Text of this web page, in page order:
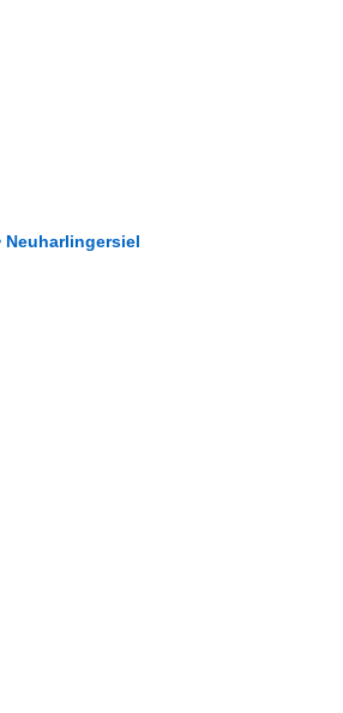
Neuharlingersiel